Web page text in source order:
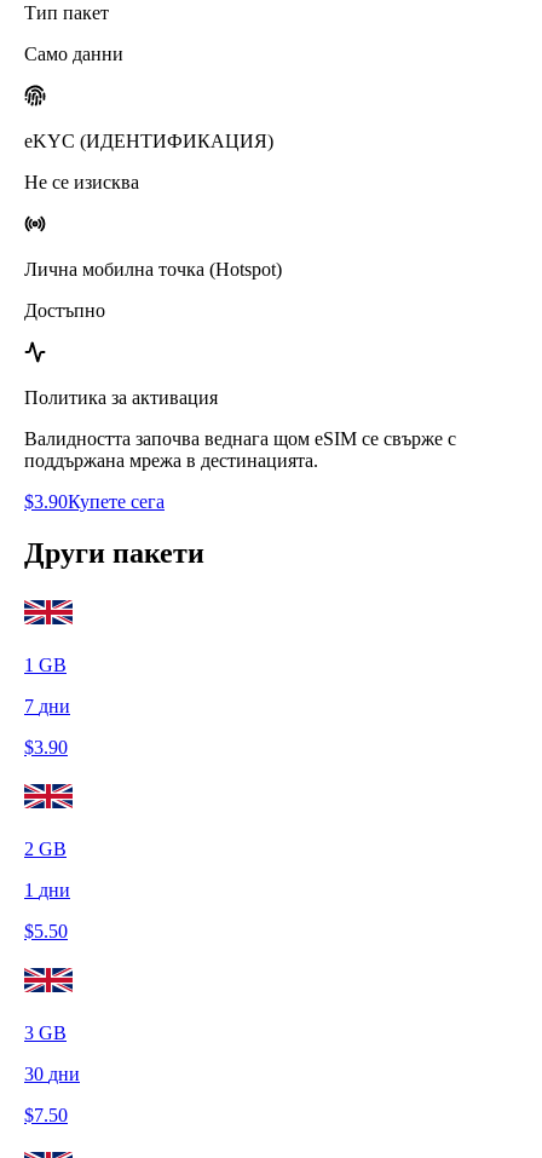
Тип пакет
Само данни
eKYC (ИДЕНТИФИКАЦИЯ)
Не се изисква
Лична мобилна точка (Hotspot)
Достъпно
Политика за активация
Валидността започва веднага щом eSIM се свърже с
поддържана мрежа в дестинацията.
$3.90Купете сега
Други пакети
1 GB
7 дни
$3.90
2 GB
1 дни
$5.50
3 GB
30 дни
$7.50